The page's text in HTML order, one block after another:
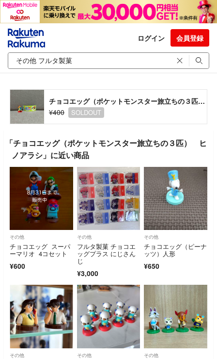
ログイン 会員登録
チョコエッグ（ポケットモンスター旅立ちの３匹） ヒノアラシ
¥400
SOLDOUT
「チョコエッグ（ポケットモンスター旅立ちの３匹） ヒ
ノアラシ」に近い商品
その他
チョコエッグ スーパ
ーマリオ 4コセット
¥600
その他
フルタ製菓 チョコエ
ッグプラス にじさん
じ
¥3,000
その他
チョコエッグ（ピーナ
ッツ）人形
¥650
その他 その他 その他